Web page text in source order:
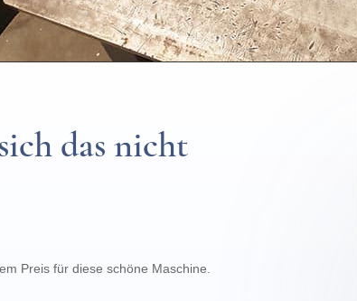
das nicht
Preis für diese schöne Maschine.